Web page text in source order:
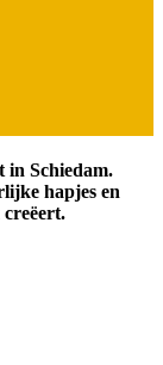
in Schiedam.
hapjes en